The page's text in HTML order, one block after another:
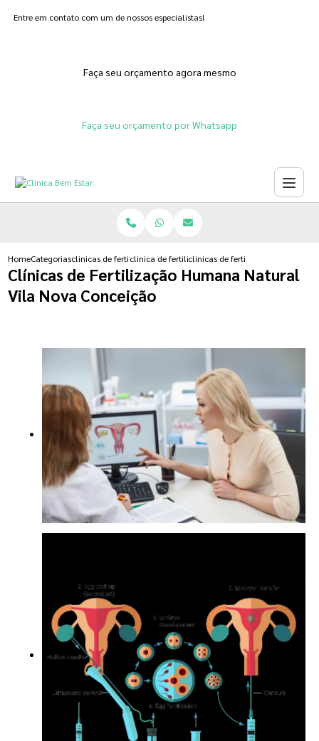
Entre em contato com um de nossos especialistas!
Faça seu orçamento agora mesmo
Faça seu orçamento por Whatsapp
HomeCategoriasclinicas de fertilizacoesclinica de fertilizacao femininaclinicas de fertilizacao humana
Clínicas de Fertilização Humana Natural
Vila Nova Conceição